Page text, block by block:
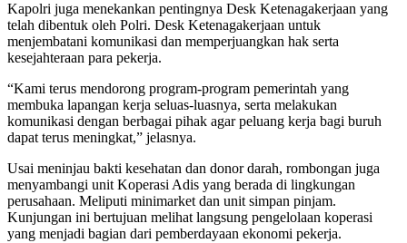
Kapolri juga menekankan pentingnya Desk Ketenagakerjaan yang
telah dibentuk oleh Polri. Desk Ketenagakerjaan untuk
menjembatani komunikasi dan memperjuangkan hak serta
kesejahteraan para pekerja.
“Kami terus mendorong program-program pemerintah yang
membuka lapangan kerja seluas-luasnya, serta melakukan
komunikasi dengan berbagai pihak agar peluang kerja bagi buruh
dapat terus meningkat,” jelasnya.
Usai meninjau bakti kesehatan dan donor darah, rombongan juga
menyambangi unit Koperasi Adis yang berada di lingkungan
perusahaan. Meliputi minimarket dan unit simpan pinjam.
Kunjungan ini bertujuan melihat langsung pengelolaan koperasi
yang menjadi bagian dari pemberdayaan ekonomi pekerja.